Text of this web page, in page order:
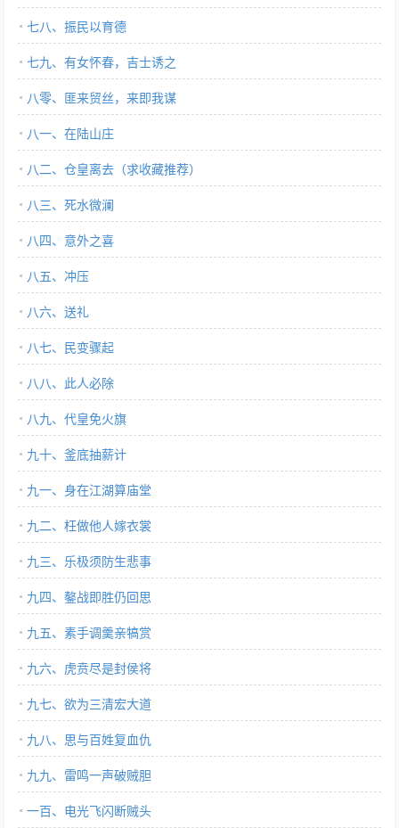
七八、振民以育德
七九、有女怀春，吉士诱之
八零、匪来贸丝，来即我谋
八一、在陆山庄
八二、仓皇离去（求收藏推荐）
八三、死水微澜
八四、意外之喜
八五、冲压
八六、送礼
八七、民变骤起
八八、此人必除
八九、代皇免火旗
九十、釜底抽薪计
九一、身在江湖算庙堂
九二、枉做他人嫁衣裳
九三、乐极须防生悲事
九四、鏊战即胜仍回思
九五、素手调羹亲犒赏
九六、虎贲尽是封侯将
九七、欲为三清宏大道
九八、思与百姓复血仇
九九、雷鸣一声破贼胆
一百、电光飞闪断贼头